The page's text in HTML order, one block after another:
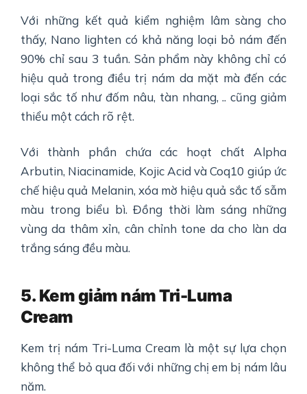
Với những kết quả kiểm nghiệm lâm sàng cho
thấy, Nano lighten có khả năng loại bỏ nám đến
90% chỉ sau 3 tuần. Sản phẩm này không chỉ có
hiệu quả trong điều trị nám da mặt mà đến các
loại sắc tố như đốm nâu, tàn nhang, .. cũng giảm
thiểu một cách rõ rệt.
Với thành phần chứa các hoạt chất Alpha
Arbutin, Niacinamide, Kojic Acid và Coq10 giúp ức
chế hiệu quả Melanin, xóa mờ hiệu quả sắc tố sẫm
màu trong biểu bì. Đồng thời làm sáng những
vùng da thâm xỉn, cân chỉnh tone da cho làn da
trắng sáng đều màu.
5. Kem giảm nám Tri-Luma
Cream
Kem trị nám Tri-Luma Cream là một sự lựa chọn
không thể bỏ qua đối với những chị em bị nám lâu
năm.